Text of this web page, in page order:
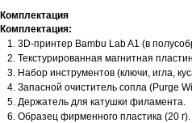
Комплектация
Комплектация:
3D-принтер Bambu Lab A1 (в
Текстурированная магнитная
Набор инструментов (ключи, игла,
Запасной очиститель сопла (Purge
Держатель для катушки филамента.
Образец фирменного пластика (20 г).